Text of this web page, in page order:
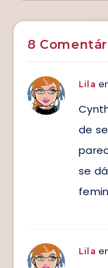
8
Lila
de
se
Lila